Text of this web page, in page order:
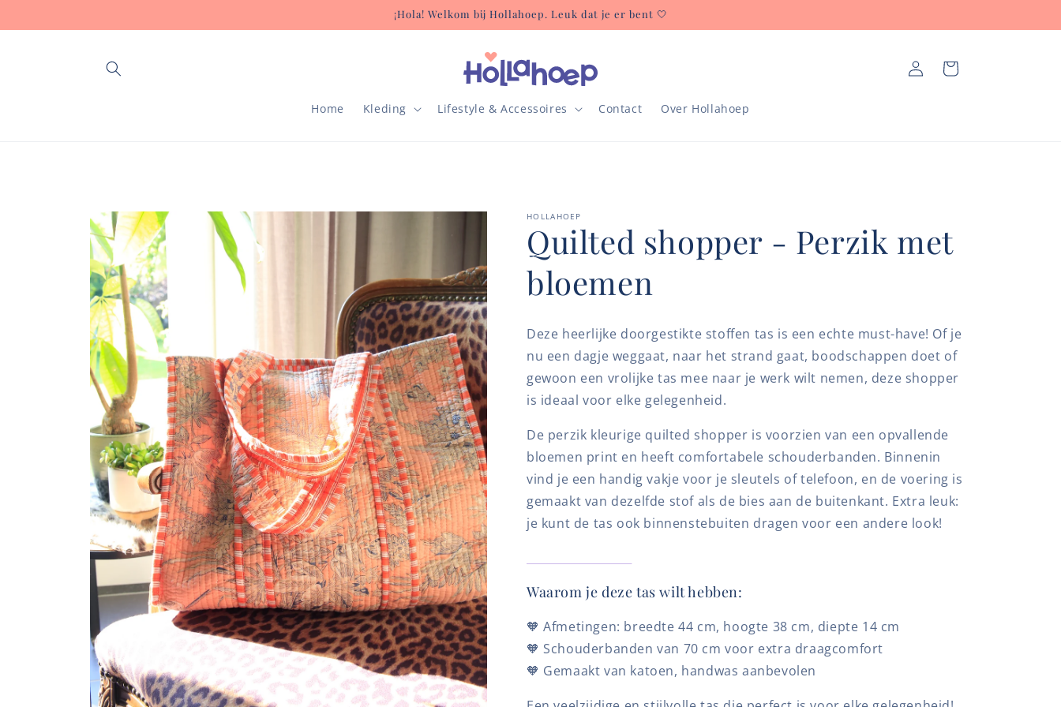
content
¡Hola! Welkom bij Hollahoep. Leuk dat je er bent 🤍
Home Kleding Lifestyle & Accessoires Contact Over Hollahoep
Inloggen
Winkelwagen
Ga direct naar
productinformatie
HOLLAHOEP
Quilted shopper - Perzik met
bloemen
Deze heerlijke doorgestikte stoffen tas is een echte must-have! Of je
nu een dagje weggaat, naar het strand gaat, boodschappen doet of
gewoon een vrolijke tas mee naar je werk wilt nemen, deze shopper
is ideaal voor elke gelegenheid.
De perzik kleurige quilted shopper is voorzien van een opvallende
bloemen print en heeft comfortabele schouderbanden. Binnenin
vind je een handig vakje voor je sleutels of telefoon, en de voering is
gemaakt van dezelfde stof als de bies aan de buitenkant. Extra leuk:
je kunt de tas ook binnenstebuiten dragen voor een andere look!
Waarom je deze tas wilt hebben:
🧡 Afmetingen: breedte 44 cm, hoogte 38 cm, diepte 14 cm
🧡Schouderbanden van 70 cm voor extra draagcomfort
🧡 Gemaakt van katoen, handwas aanbevolen